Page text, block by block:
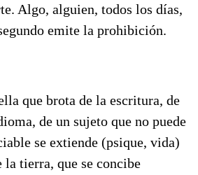
Algo, alguien, todos los días,
emite la prohibición.
que brota de la escritura, de
de un sujeto que no puede
se extiende (psique, vida)
la tierra, que se concibe